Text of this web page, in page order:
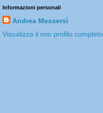
Informazioni personali
Andrea Messersì
Visualizza il mio profilo completo